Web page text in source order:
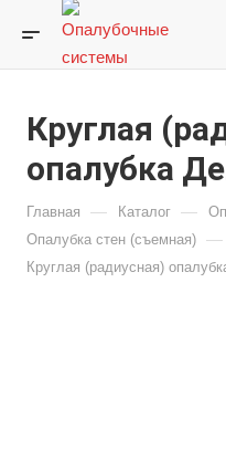
Круглая
опалубка
Главная — Каталог —
Опалубка стен (съемная) —
Круглая (радиусная)